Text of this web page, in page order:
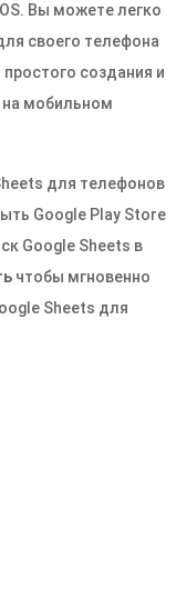
Вы можете легко
своего телефона
создания и
на мобильном
для телефонов
Google Play Store
Google Sheets в
чтобы мгновенно
Sheets для